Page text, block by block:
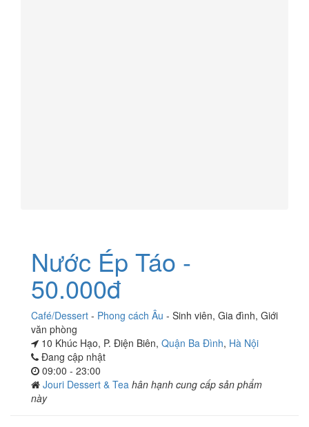
Nước Ép Táo -
50.000đ
Café/Dessert - Phong cách Âu - Sinh viên, Gia đình, Giới
văn phòng
10 Khúc Hạo, P. Điện Biên, Quận Ba Đình, Hà Nội
Đang cập nhật
09:00 - 23:00
Jouri Dessert & Tea hân hạnh cung cấp sản phẩm
này